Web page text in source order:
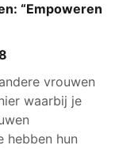
“Empoweren
vrouwen
waarbij je
hebben hun